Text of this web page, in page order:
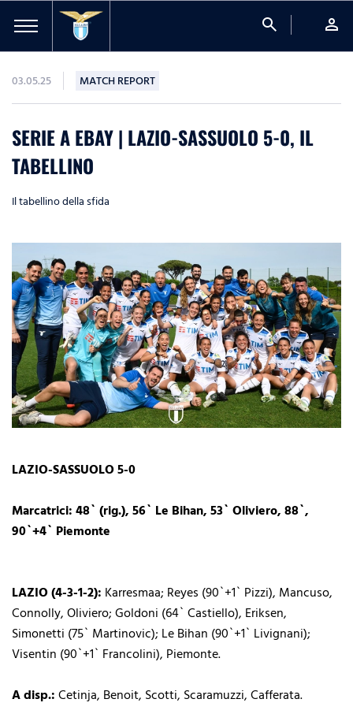
search person
03.05.25 MATCH REPORT
SERIE A EBAY | LAZIO-SASSUOLO 5-0, IL
TABELLINO
Il tabellino della sfida
LAZIO-SASSUOLO 5-0
Marcatrici: 48` (rig.), 56` Le Bihan, 53` Oliviero, 88`,
90`+4` Piemonte
LAZIO (4-3-1-2): Karresmaa; Reyes (90`+1` Pizzi), Mancuso,
Connolly, Oliviero; Goldoni (64` Castiello), Eriksen,
Simonetti (75` Martinovic); Le Bihan (90`+1` Livignani);
Visentin (90`+1` Francolini), Piemonte.
A disp.:Cetinja, Benoit, Scotti, Scaramuzzi, Cafferata.